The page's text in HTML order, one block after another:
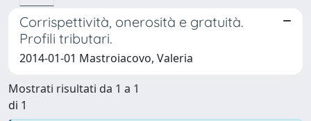
Corrispettività, onerosità e gratuità.
Profili tributari.
2014-01-01 Mastroiacovo, Valeria
Mostrati risultati da 1 a 1
di 1